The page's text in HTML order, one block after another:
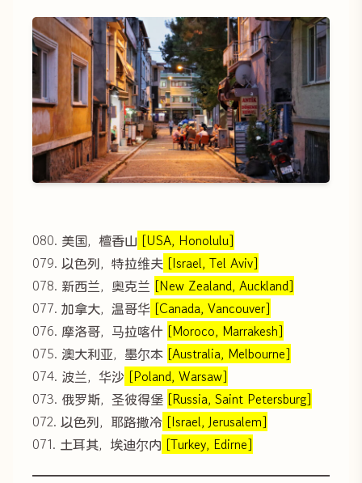
080. 美国，檀香山 [USA, Honolulu]
079. 以色列，特拉维夫 [Israel, Tel Aviv]
078. 新西兰，奥克兰 [New Zealand, Auckland]
077. 加拿大，温哥华 [Canada, Vancouver]
076. 摩洛哥，马拉喀什 [Moroco, Marrakesh]
075. 澳大利亚，墨尔本 [Australia, Melbourne]
074. 波兰，华沙 [Poland, Warsaw]
073. 俄罗斯，圣彼得堡 [Russia, Saint Petersburg]
072. 以色列，耶路撒冷 [Israel, Jerusalem]
071. 土耳其，埃迪尔内 [Turkey, Edirne]